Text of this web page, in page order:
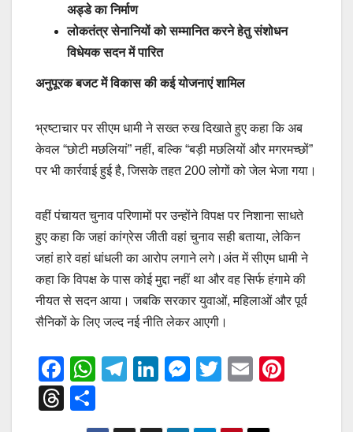
अड्डे का निर्माण
लोकतंत्र सेनानियों को सम्मानित करने हेतु संशोधन
विधेयक सदन में पारित
अनुपूरक बजट में विकास की कई योजनाएं शामिल
भ्रष्टाचार पर सीएम धामी ने सख्त रुख दिखाते हुए कहा कि अब
केवल “छोटी मछलियां” नहीं, बल्कि “बड़ी मछलियों और मगरमच्छों”
पर भी कार्रवाई हुई है, जिसके तहत 200 लोगों को जेल भेजा गया।
वहीं पंचायत चुनाव परिणामों पर उन्होंने विपक्ष पर निशाना साधते
हुए कहा कि जहां कांग्रेस जीती वहां चुनाव सही बताया, लेकिन
जहां हारे वहां धांधली का आरोप लगाने लगे।अंत में सीएम धामी ने
कहा कि विपक्ष के पास कोई मुद्दा नहीं था और वह सिर्फ हंगामे की
नीयत से सदन आया। जबकि सरकार युवाओं, महिलाओं और पूर्व
सैनिकों के लिए जल्द नई नीति लेकर आएगी।
F
a
c
W
at
T
e
Li
k
M
ss
T
tt
E
ail
T
hr h